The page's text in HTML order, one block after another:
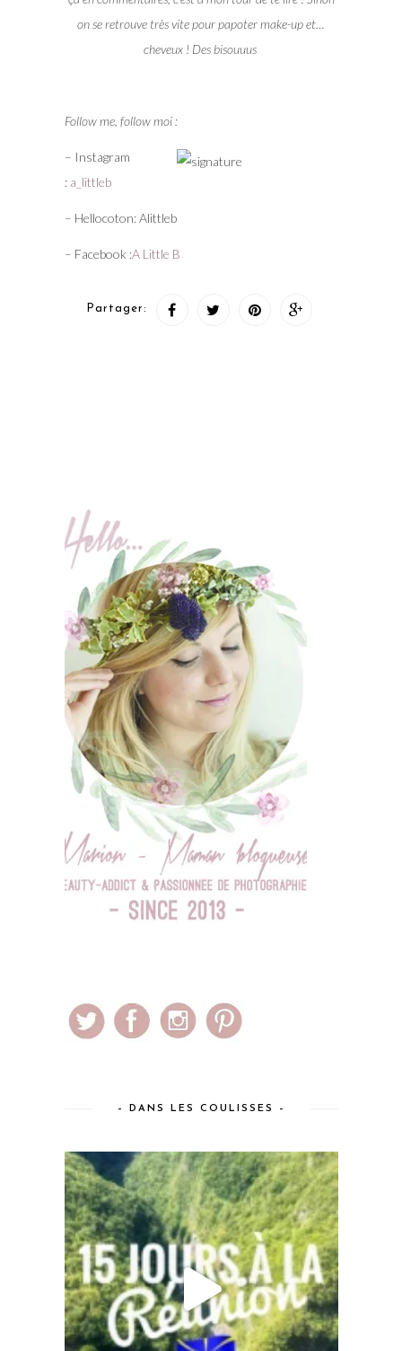
on se retrouve très vite pour papoter make-up et…
cheveux ! Des bisouuus
Follow me, follow moi :
– Instagram
: a_littleb
– Hellocoton: Alittleb
– Facebook :A Little B
Partager:
– DANS LES COULISSES –